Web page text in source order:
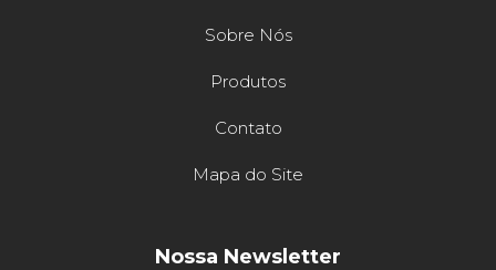
Sobre Nós
Produtos
Contato
Mapa do Site
Nossa Newsletter